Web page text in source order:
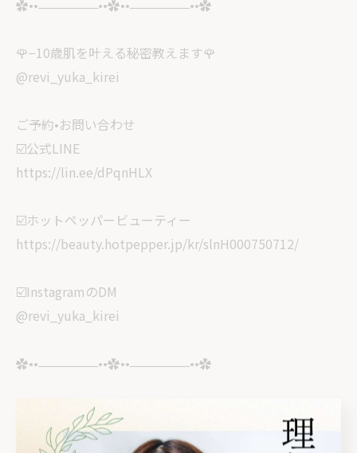
✿••˗˗˗˗˗˗˗˗˗˗˗˗˗˗˗••✿••˗˗˗˗˗˗˗˗˗˗˗˗˗˗˗••✿
🌹−10歳肌を叶える秘密教えます🌹
@revi_yuka_kirei
ご予約•お問い合わせ
☑️公式LINE
https://lin.ee/dPqnHLX
☑️ホットペッパービューティー
https://beauty.hotpepper.jp/kr/slnH000750712/
☑️InstagramのDM
@revi_yuka_kirei
✿••˗˗˗˗˗˗˗˗˗˗˗˗˗˗˗••✿••˗˗˗˗˗˗˗˗˗˗˗˗˗˗˗••✿
🏠サロン情報
栃木県塩谷郡高根沢町